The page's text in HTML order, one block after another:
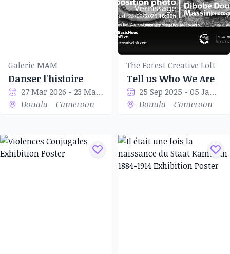
Galerie MAM
Danser l'histoire
27 Mar 2026 - 23 May 2026
Douala - Cameroon
The Forest Creative Loft
Tell us Who We Are
25 Sep 2025 - 05 Jan 2026
Douala - Cameroon